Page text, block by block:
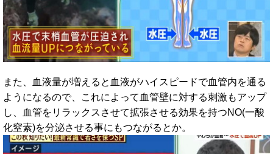
また、血液量が増えると血液がハイスピードで血管内を通る
ようになるので、これによって血管壁に対する刺激もアップ
し、血管をリラックスさせて拡張させる効果を持つNO(一酸
化窒素)を分泌させる事にもつながるとか。